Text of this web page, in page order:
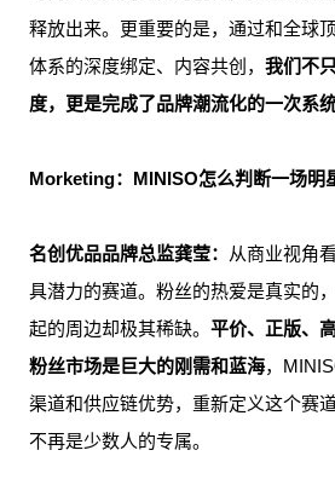
释放出来。更重要的是，通过和全球
体系的深度绑定、内容共创， 我们不
度，更是完成了品牌潮流化的一次系统
Morketing： MINISO怎么判断一场明
名创优品品牌总监龚莹：
从商业视角
具潜力的赛道。粉丝的热爱是真实的
起的周边却极其稀缺。 平价、正版、
粉丝市场是巨大的刚需和蓝海，
渠道和供应链优势，重新定义这个赛
不再是少数人的专属。